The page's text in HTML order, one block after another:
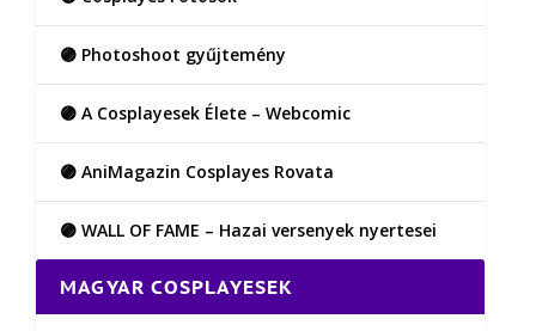
🟣 Photoshoot gyűjtemény
🟣 A Cosplayesek Élete – Webcomic
🟣 AniMagazin Cosplayes Rovata
🟣 WALL OF FAME – Hazai versenyek nyertesei
MAGYAR COSPLAYESEK